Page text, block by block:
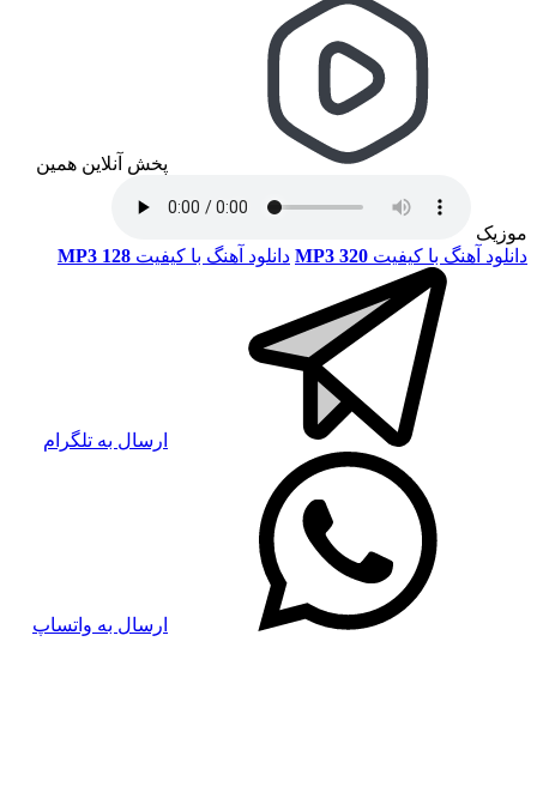
پخش آنلاین همین
موزیک
دانلود آهنگ با کیفیت MP3 320 دانلود آهنگ با کیفیت MP3 128
ارسال به تلگرام
ارسال به واتساپ